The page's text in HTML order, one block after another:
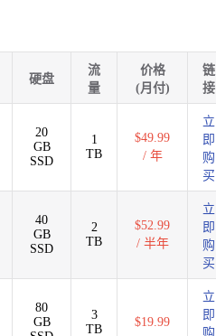
硬盘
流
量
价格
(月付)
链
接
20
GB
SSD
1
TB
$49.99
/ 年
立
即
购
买
40
GB
SSD
2
TB
$52.99
/ 半年
立
即
购
买
80
GB
3
TB
$19.99
立
即
购